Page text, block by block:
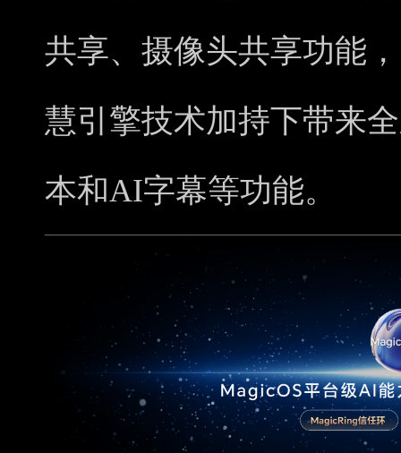
共享、摄像头共享功能
慧引擎技术加持下带来
本和AI字幕等功能。